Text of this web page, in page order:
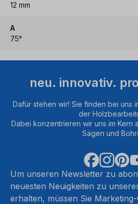
12 mm
A
75°
neu. innovativ.
Dafür stehen wir! Sie finden bei uns
der
Dabei konzentrieren wir uns im Kern
Sägen und
Um unseren Newsletter zu
neuesten Neuigkeiten zu
erhalten, müssen Sie